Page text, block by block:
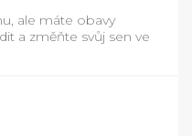
ale máte obavy
a změňte svůj sen ve